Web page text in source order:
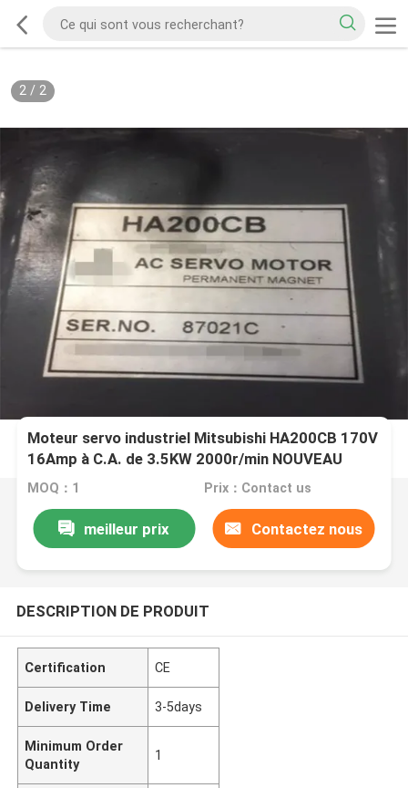
2/ 2
Moteur servo industriel Mitsubishi HA200CB 170V
16Amp à C.A. de 3.5KW 2000r/min NOUVEAU
MOQ：1 Prix：Contact us
meilleur prix Contactez nous
DESCRIPTION DE PRODUIT
Certification CE
Delivery Time 3-5days
Minimum Order
Quantity
1